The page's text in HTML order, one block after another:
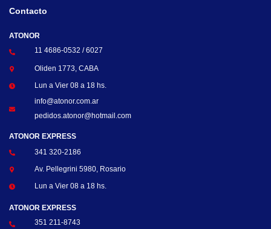
Contacto
ATONOR
11 4686-0532 / 6027
Oliden 1773, CABA
Lun a Vier 08 a 18 hs.
info@atonor.com.ar
pedidos.atonor@hotmail.com
ATONOR EXPRESS
341 320-2186
Av. Pellegrini 5980, Rosario
Lun a Vier 08 a 18 hs.
ATONOR EXPRESS
351 211-8743